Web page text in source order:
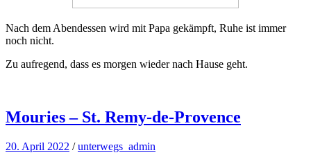
Nach dem Abendessen wird mit Papa gekämpft, Ruhe ist immer
noch nicht.
Zu aufregend, dass es morgen wieder nach Hause geht.
Mouries – St. Remy-de-Provence
20. April 2022 /unterwegs_admin